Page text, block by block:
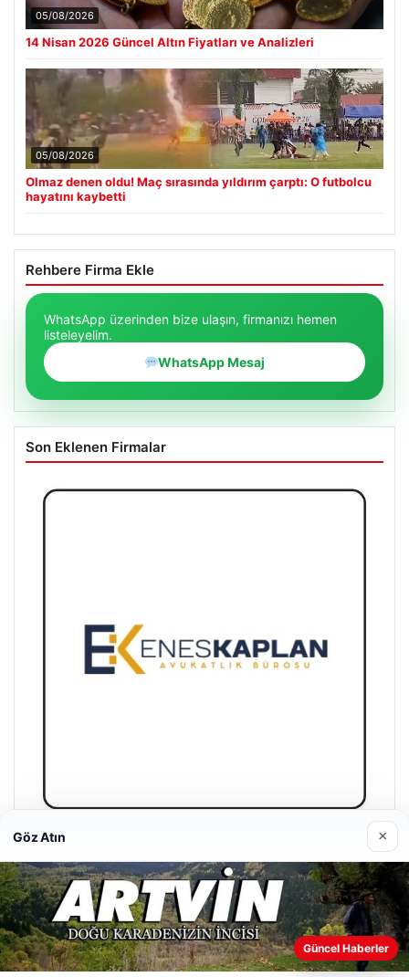
05/08/2026
14 Nisan 2026 Güncel Altın Fiyatları ve Analizleri
05/08/2026
Olmaz denen oldu! Maç sırasında yıldırım çarptı: O futbolcu
hayatını kaybetti
Rehbere Firma Ekle
WhatsApp üzerinden bize ulaşın, firmanızı hemen
listeleyelim.
WhatsApp Mesaj
Son Eklenen Firmalar
Enes Kaplan Avukatlık Bürosu
28/04/2026
Web sitemizi nasıl kullandığınızı daha iyi anlayabilmek,
deneyiminizi kişiselleştirmek ve geliştirmek amacıyla çerezler
Göz Atın ×
Güncel Haberler